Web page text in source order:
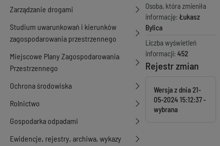
Zarządzanie drogami
Studium uwarunkowań i kierunków
zagospodarowania przestrzennego
Miejscowe Plany Zagospodarowania
Przestrzennego
Ochrona środowiska
Rolnictwo
Gospodarka odpadami
Ewidencje, rejestry, archiwa, wykazy
Osoba, która zmieniła
informację: Łukasz
Bylica
Liczba wyświetleń
informacji: 452
Rejestr zmian
Wersja z dnia21-
05-2024 15:12:37